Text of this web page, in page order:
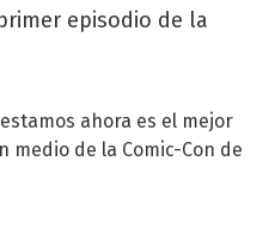
episodio de la
ahora es el mejor
medio de la Comic-Con de